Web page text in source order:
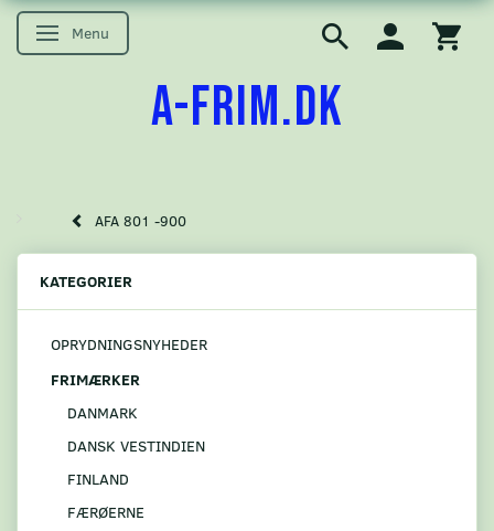
Skifte navigation
Menu
A-FRIM.DK
AFA 801 -900
KATEGORIER
OPRYDNINGSNYHEDER
FRIMÆRKER
DANMARK
DANSK VESTINDIEN
FINLAND
FÆRØERNE